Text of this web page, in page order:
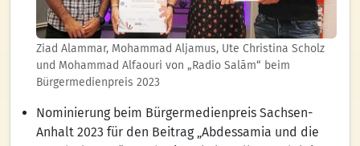
Ziad Alammar, Mohammad Aljamus, Ute Christina Scholz
und Mohammad Alfaouri von „Radio Salām“ beim
Bürgermedienpreis 2023
Nominierung beim Bürgermedienpreis Sachsen-
Anhalt 2023 für den Beitrag „Abdessamia und die